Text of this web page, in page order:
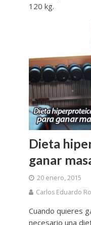
120 kg.
Dieta
ganar
20 enero, 2015
Carlos Eduardo
Cuando quieres
necesario una